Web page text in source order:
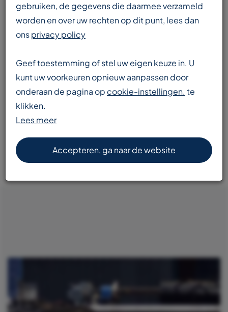
Enorme voorraad
transportbanden en componenten
Snelle levering
gebruiken, de gegevens die daarmee verzameld
worden en over uw rechten op dit punt, lees dan
onsprivacy policy
Geef toestemming of stel uw eigen keuze in. U
kunt uw voorkeuren opnieuw aanpassen door
onderaan de pagina op cookie-instellingen. te
klikken.
Lees meer
Accepteren, ga naar de website